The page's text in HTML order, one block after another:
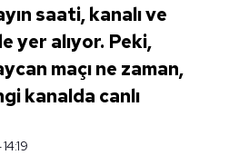
saati, kanalı ve
yer alıyor. Peki,
maçı ne zaman,
kanalda canlı